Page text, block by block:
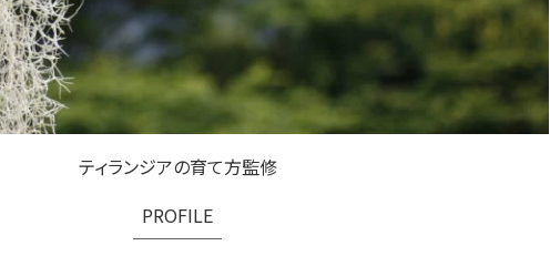
ティランジアの育て方監修
PROFILE
￣￣￣￣￣